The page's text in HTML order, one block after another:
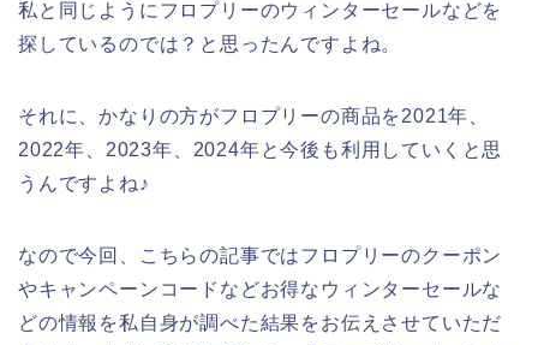
私と同じようにフロプリーのウィンターセールなどを
探しているのでは？と思ったんですよね。
それに、かなりの方がフロプリーの商品を2021年、
2022年、2023年、2024年と今後も利用していくと思
うんですよね♪
なので今回、こちらの記事ではフロプリーのクーポン
やキャンペーンコードなどお得なウィンターセールな
どの情報を私自身が調べた結果をお伝えさせていただ